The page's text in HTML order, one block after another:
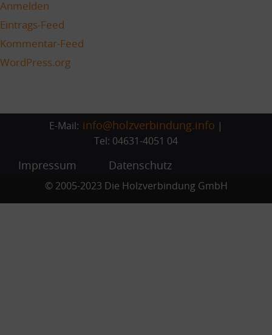
Anmelden
Eintrags-Feed
Kommentar-Feed
WordPress.org
E-Mail: info@holzverbindung.info
Tel: 04631-4051 04
Impressum Datenschutz
© 2005-2023 Die Holzverbindung GmbH